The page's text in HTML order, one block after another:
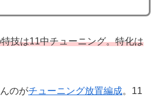
技は11中チューニング。特化は
のがチューニング放置編成。11